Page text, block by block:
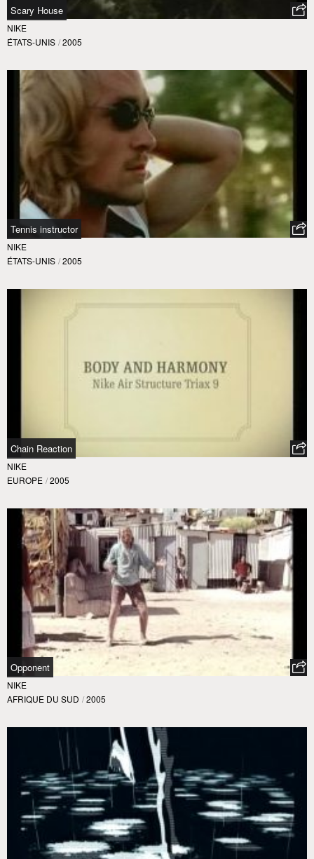
Scary House
NIKE
ÉTATS-UNIS / 2005
Tennis instructor
NIKE
ÉTATS-UNIS / 2005
Chain Reaction
NIKE
EUROPE / 2005
Opponent
NIKE
AFRIQUE DU SUD / 2005